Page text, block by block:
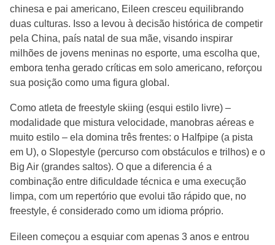
chinesa e pai americano, Eileen cresceu equilibrando
duas culturas. Isso a levou à decisão histórica de competir
pela China, país natal de sua mãe, visando inspirar
milhões de jovens meninas no esporte, uma escolha que,
embora tenha gerado críticas em solo americano, reforçou
sua posição como uma figura global.
Como atleta de freestyle skiing (esqui estilo livre) –
modalidade que mistura velocidade, manobras aéreas e
muito estilo – ela domina três frentes: o Halfpipe (a pista
em U), o Slopestyle (percurso com obstáculos e trilhos) e o
Big Air (grandes saltos). O que a diferencia é a
combinação entre dificuldade técnica e uma execução
limpa, com um repertório que evolui tão rápido que, no
freestyle, é considerado como um idioma próprio.
Eileen começou a esquiar com apenas 3 anos e entrou